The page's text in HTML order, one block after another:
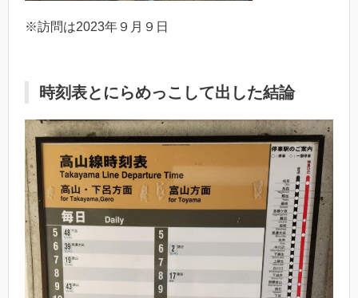
※訪問は2023年９月９日
時刻表とにらめっこして出した結論